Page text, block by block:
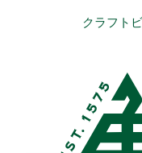
クラフト